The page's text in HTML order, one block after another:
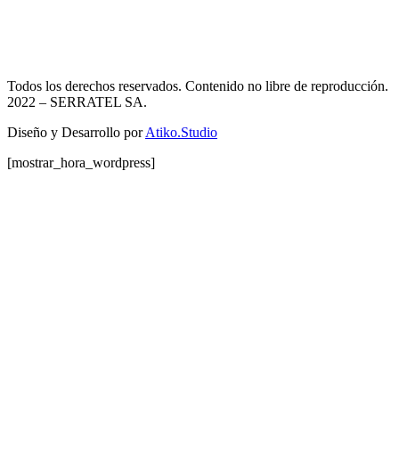
Todos los derechos reservados. Contenido no libre de reproducción.
2022 – SERRATEL SA.
Diseño y Desarrollo porAtiko.Studio
[mostrar_hora_wordpress]